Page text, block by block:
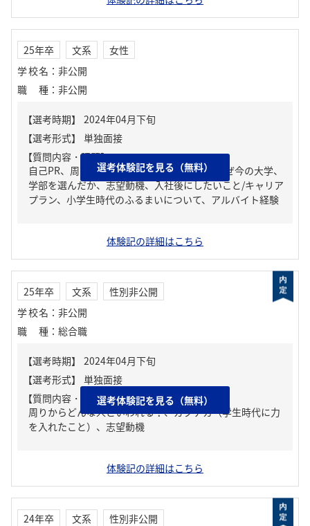
25年卒 文系
女性
学校名 ： 非公開
職種 ： 非公開
【質問内容・課題】
自己PR、周りからどんな人といわれる？、なぜ今の大学、
学部を選んだか、志望動機、入社後にしたいこと/キャリア
プラン、小学生時代のふるまいについて、アルバイト経験
選考体験記を見る（無料）
体験記の詳細はこちら
25年卒 文系
性別非公開
学校名 ： 非公開
職種 ： 総合職
【質問内容・課題】
周りからどんな人といわれる？、ガクチカ（学生時代に力
を入れたこと）、志望動機
選考体験記を見る（無料）
体験記の詳細はこちら
24年卒 文系
性別非公開